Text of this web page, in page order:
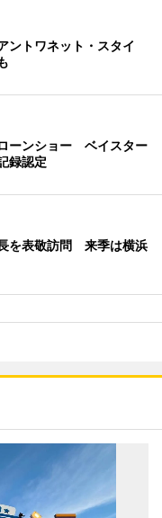
ントワネット・スタイ
ーンショー ベイスター
録認定
を表敬訪問 来季は横浜